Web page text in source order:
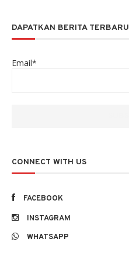
DAPATKAN BERITA TERBARU
Email*
CONNECT WITH US
FACEBOOK
INSTAGRAM
WHATSAPP